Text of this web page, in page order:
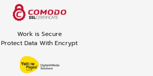
Work is Secure
Protect Data With Encrypt